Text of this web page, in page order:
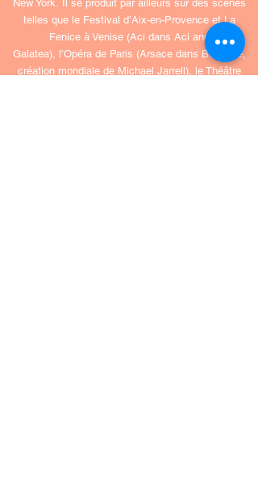
New York. Il se produit par ailleurs sur des scènes
telles que le Festival d’Aix-en-Provence et La
Fenice à Venise (Aci dans Aci and
Galatea), l’Opéra de Paris (Arsace dans Bérénice,
création mondiale de Michael Jarrell), le Théâtre